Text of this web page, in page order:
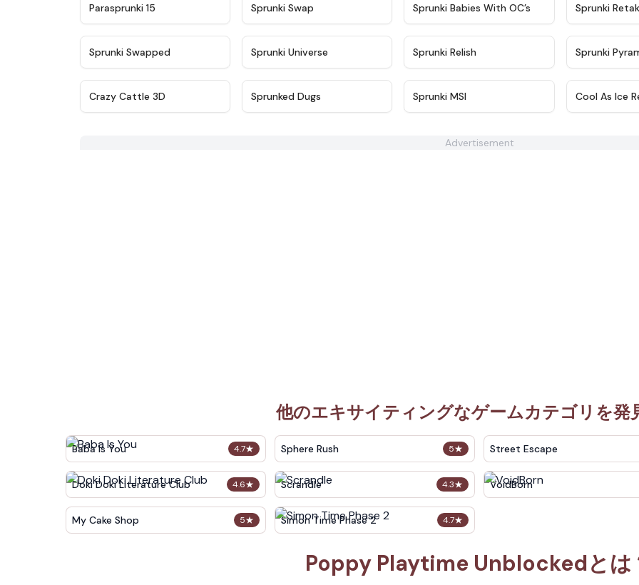
Parasprunki 15 Sprunki Swap ★ 4.8
Sprunki Babies With OC’s Sprunki
Sprunki Swapped Sprunki Universe Sprunki Relish Sprunki
Crazy Cattle 3D Sprunked Dugs Sprunki MSI Cool As Ice
Advertisement
他のエキサイティングなゲームカテゴリを発
4.7★
Baba Is You 5★
Sphere Rush Street Escape
4.6★
Doki Doki Literature Club 4.3★
Scrandle VoidBorn
5★
My Cake Shop 4.7★
Simon Time Phase 2
Poppy Playtime Unblockedとは